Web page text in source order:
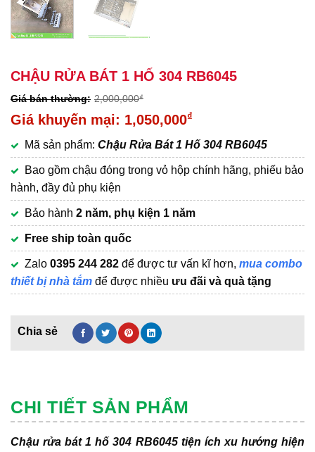
CHẬU RỬA BÁT 1 HỐ 304 RB6045
2,000,000₫
Giá
là:
2,000,000₫.
1,050,000₫
hiện
tại
là:
1,050,000₫.
Mã sản phẩm: Chậu Rửa Bát 1 Hố 304 RB6045
Bao gồm chậu đóng trong vỏ hộp chính hãng, phiếu bảo
hành, đầy đủ phụ kiện
Bảo hành 2 năm, phụ kiện 1 năm
Free ship toàn quốc
Zalo 0395 244 282 để được tư vấn kĩ hơn, mua combo
thiết bị nhà tắm để được nhiều ưu đãi và quà tặng
CHI TIẾT SẢN PHẨM
Chậu rửa bát 1 hố 304 RB6045 tiện ích xu hướng hiện